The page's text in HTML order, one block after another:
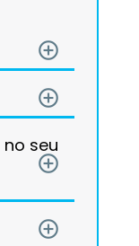
add_circle_outline
add_circle_outline
no seu
add_circle_outline
add_circle_outline